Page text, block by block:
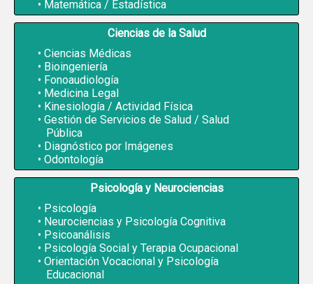
Matemática / Estadística
Ciencias de la Salud
Ciencias Médicas
Bioingeniería
Fonoaudiología
Medicina Legal
Kinesiología / Actividad Física
Gestión de Servicios de Salud / Salud
Pública
Diagnóstico por Imágenes
Odontología
Psicología y Neurociencias
Psicología
Neurociencias y Psicología Cognitiva
Psicoanálisis
Psicología Social y Terapia Ocupacional
Orientación Vocacional y Psicología
Educacional